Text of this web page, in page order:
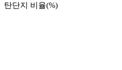
탄단지 비율(%)